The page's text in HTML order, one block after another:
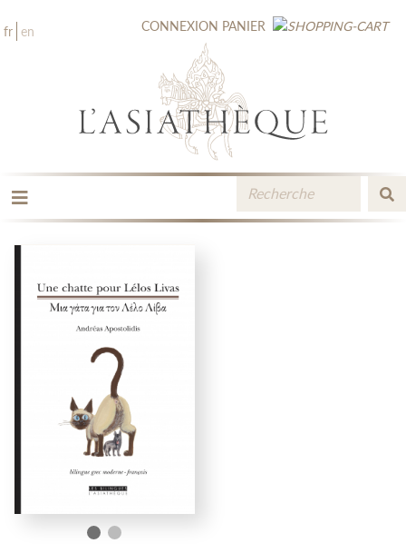
fr en CONNEXION PANIER
LES ÉDITIONS
LA LIBRAIRIE
MÉDIATHÈQUE
NOUVEAUTÉS / À PARAÎTRE
ESPACE PRO LIBRAIRES